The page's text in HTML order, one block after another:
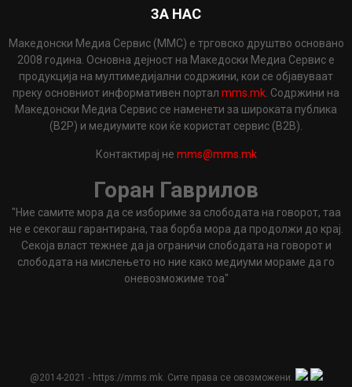
ЗА НАС
Македонски Медиа Сервис (ММС) е трговско друштво основано
2008 година. Основна дејност на Македоски Медиа Сервис е
продукција на мултимедијални содржини, кои се објавуваат
преку основниот информативен портал mms.mk . Содржини на
Македонски Медиа Сервис се наменети за широката публика
(B2P) и медиумите кои ќе користат сервис (B2B).
Контактирај не mms@mms.mk
Горан Гаврилов
"Ние самите мора да се избориме за слободата на говорот, таа
не е секогаш гарантирана, таа борба мора да продолжи до крај.
Секоја власт тежнее да ја ограничи слободата на говорот и
слободата на мислењето но ние како медиуми мораме да го
оневозможиме тоа"
@2014-2021 - https://mms.mk. Сите права се овозможени.